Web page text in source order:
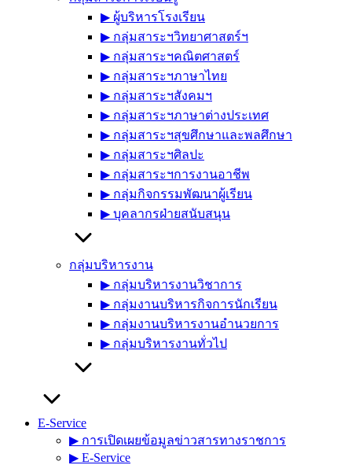
▶︎ ผู้บริหารโรงเรียน
▶︎ กลุ่มสาระฯวิทยาศาสตร์ฯ
▶︎ กลุ่มสาระฯคณิตศาสตร์
▶︎ กลุ่มสาระฯภาษาไทย
▶︎ กลุ่มสาระฯสังคมฯ
▶︎ กลุ่มสาระฯภาษาต่างประเทศ
▶︎ กลุ่มสาระฯสุขศึกษาและพลศึกษา
▶︎ กลุ่มสาระฯศิลปะ
▶︎ กลุ่มสาระฯการงานอาชีพ
▶︎ กลุ่มกิจกรรมพัฒนาผู้เรียน
▶︎ บุคลากรฝ่ายสนับสนุน
กลุ่มบริหารงาน
▶︎ กลุ่มบริหารงานวิชาการ
▶︎ กลุ่มงานบริหารกิจการนักเรียน
▶︎ กลุ่มงานบริหารงานอำนวยการ
▶︎ กลุ่มบริหารงานทั่วไป
E-Service
▶︎ การเปิดเผยข้อมูลข่าวสารทางราชการ
▶︎ E-Service